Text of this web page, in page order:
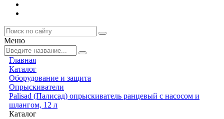
Меню
Главная
Каталог
Оборудование и защита
Опрыскиватели
Palisad (Палисад) опрыскиватель ранцевый с насосом и
шлангом, 12 л
Каталог